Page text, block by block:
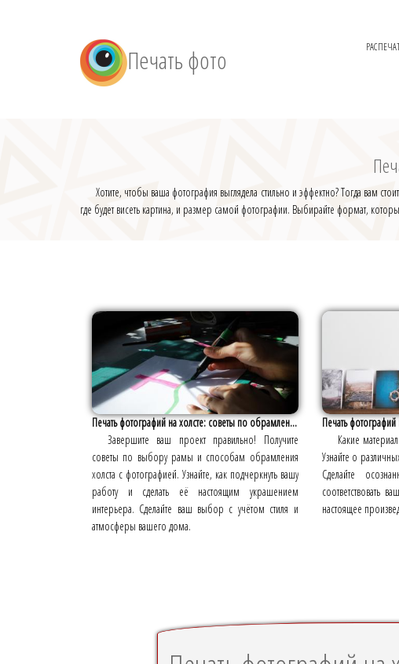
Печать фото
Хотите, чтобы ваша фотография выглядела стильно и эффектно? Тогда вам
где будет висеть картина, и размер самой фотографии. Выбирайте формат,
Печать фотографий на холсте: советы по обрамлен...
Завершите ваш проект правильно! Получите
советы по выбору рамы и способам обрамления
холста с фотографией. Узнайте, как подчеркнуть вашу
работу и сделать её настоящим украшением
интерьера. Сделайте ваш выбор с учётом стиля и
атмосферы вашего дома.
Печать
Какие
Узнайте о
Сделайте
соответствовать
настоящее